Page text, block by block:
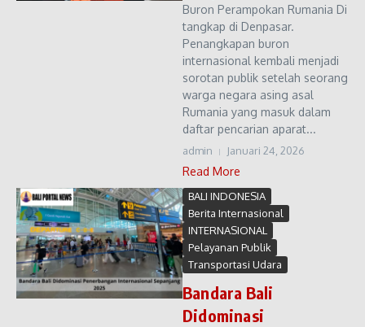
Buron Perampokan Rumania Di
tangkap di Denpasar.
Penangkapan buron
internasional kembali menjadi
sorotan publik setelah seorang
warga negara asing asal
Rumania yang masuk dalam
daftar pencarian aparat...
admin Januari 24, 2026
Read More
BALI INDONESIA
Berita Internasional
INTERNASIONAL
Pelayanan Publik
Transportasi Udara
Bandara Bali
Didominasi